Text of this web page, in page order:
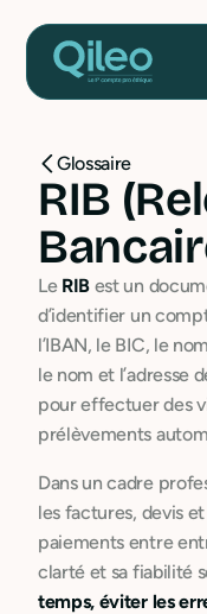
Glossaire
RIB
Le RIB est un
d’identifier un
l’IBAN, le BIC, le
le nom et l’adresse
pour effectuer des
prélèvements
Dans un cadre
les factures, devis
paiements entre
clarté et sa fiabilité
temps, éviter les